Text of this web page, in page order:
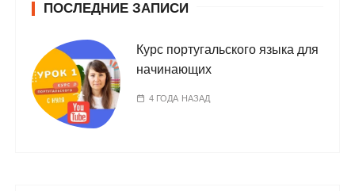
ПОСЛЕДНИЕ ЗАПИСИ
Курс португальского языка для
начинающих
4 ГОДА НАЗАД